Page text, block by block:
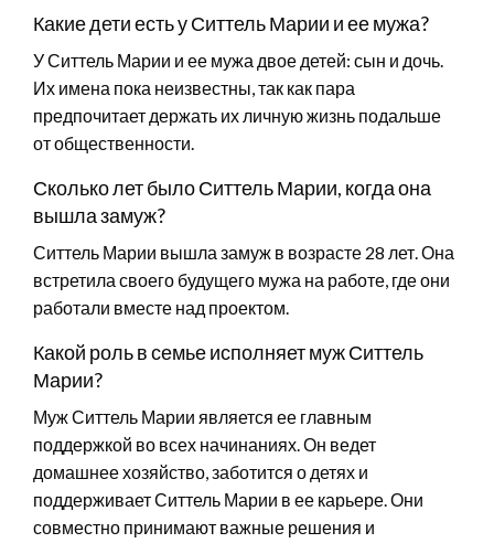
Какие дети есть у Ситтель Марии и ее мужа?
У Ситтель Марии и ее мужа двое детей: сын и дочь.
Их имена пока неизвестны, так как пара
предпочитает держать их личную жизнь подальше
от общественности.
Сколько лет было Ситтель Марии, когда она
вышла замуж?
Ситтель Марии вышла замуж в возрасте 28 лет. Она
встретила своего будущего мужа на работе, где они
работали вместе над проектом.
Какой роль в семье исполняет муж Ситтель
Марии?
Муж Ситтель Марии является ее главным
поддержкой во всех начинаниях. Он ведет
домашнее хозяйство, заботится о детях и
поддерживает Ситтель Марии в ее карьере. Они
совместно принимают важные решения и